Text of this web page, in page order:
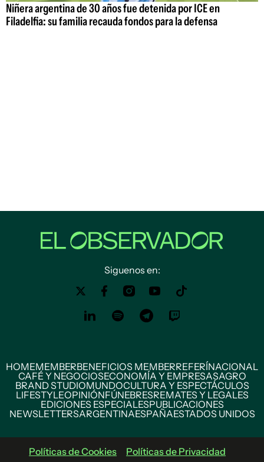
Niñera argentina de 30 años fue detenida por ICE en
Filadelfia: su familia recauda fondos para la defensa
Siguenos en:
HOMEMEMBERBENEFICIOS MEMBERREFERÍNACIONAL
CAFÉ Y NEGOCIOSECONOMÍA Y EMPRESASAGRO
BRAND STUDIOMUNDOCULTURA Y ESPECTÁCULOS
LIFESTYLEOPINIÓNFÚNEBRESREMATES Y LEGALES
EDICIONES ESPECIALESPUBLICACIONES
NEWSLETTERSARGENTINAESPAÑAESTADOS UNIDOS
Políticas de Cookies Políticas de Privacidad